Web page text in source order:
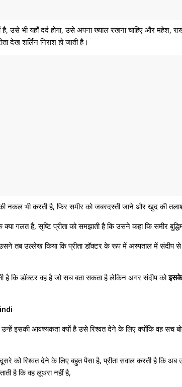
उसे भी यहाँ दर्द होगा, उसे अपना ख्याल रखना चाहिए और महेश,
देख शर्लिन निराश हो जाती है।
नकल भी करती है, फिर समीर को जबरदस्ती जाने और खुद की
गलत है, सृष्टि प्रीता को समझाती है कि उसने कहा कि समीर
उसने तब उल्लेख किया कि प्रीता डॉक्टर के रूप में अस्पताल में संदीप
है कि डॉक्टर वह है जो सच बता सकता है लेकिन अगर संदीप कोइसके
उन्हें इसकी आवश्यकता क्यों है उसे रिश्वत देने के लिए क्योंकि वह
को रिश्वत देने के लिए बहुत पैसा है, प्रीता सवाल करती है कि अब
है कि वह लूथरा नहीं है,